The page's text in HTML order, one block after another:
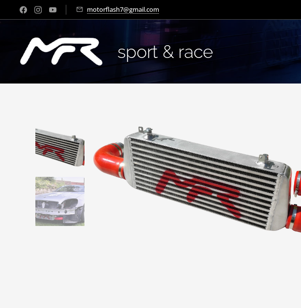
motorflash7@gmail.com
sport & race